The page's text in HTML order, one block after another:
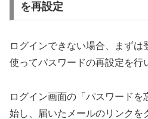
を再設定
ログインできない場合、まずは
使ってパスワードの再設定を行
ログイン画面の「パスワードを
始し、届いたメールのリンクを